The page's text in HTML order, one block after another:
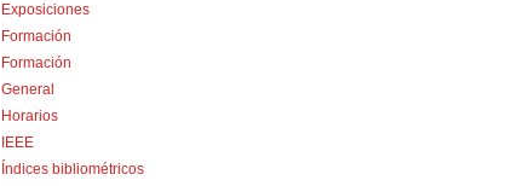
Exposiciones
Formación
Formación
General
Horarios
IEEE
Índices bibliométricos